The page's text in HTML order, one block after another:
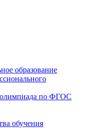
образование
олимпиада по ФГОС
обучения